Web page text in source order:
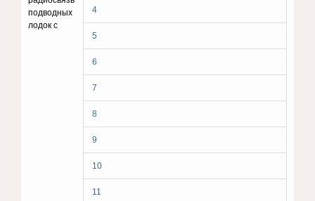
4
5
6
7
8
9
10
11
подводных
лодок с